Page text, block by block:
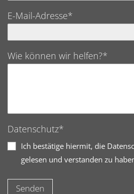
E-Mail-Adresse*
Wie können wir helfen?*
Datenschutz*
Ich bestätige hiermit, die
gelesen und verstanden zu